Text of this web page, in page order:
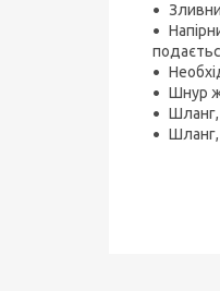
Шнур
Шланг,
Шланг,